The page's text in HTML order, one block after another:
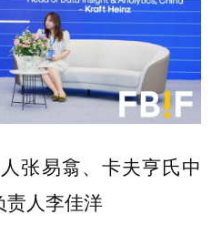
张易翕、卡夫亨氏中
责人李佳洋